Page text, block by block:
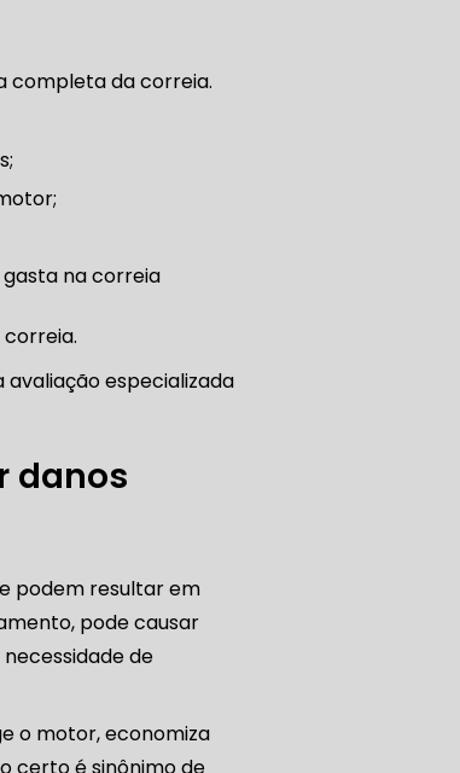
BLINDADO
BLINDADOS
completa da correia.
avaliação especializada
danos
podem resultar em
pode causar
de
o motor, economiza